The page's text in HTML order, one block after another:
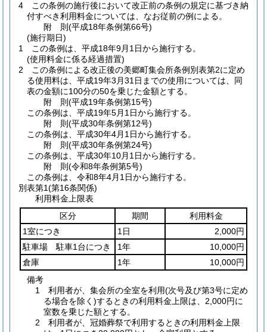
4
この条例の施行後において改正前の条例の規定に基づき納
付すべき利用料金については、なお従前の例による。
附 則(平成18年条例第66号)
(施行期日)
1
この条例は、平成18年9月1日から施行する。
(使用料金に係る経過措置)
2
この条例による改正後の美郷町集会所条例別表第2に定め
る使用料は、平成19年3月31日までの使用については、同
表の金額に100分の50を乗じた金額とする。
附 則(平成19年条例第15号)
この条例は、平成19年5月1日から施行する。
附 則(平成30年条例第12号)
この条例は、平成30年4月1日から施行する。
附 則(平成30年条例第24号)
この条例は、平成30年10月1日から施行する。
附 則(令和8年条例第5号)
この条例は、令和8年4月1日から施行する。
別表第1(第16条関係)
利用料金上限表
区分
期間
利用料金
1室につき
1日
2,000円
駐車場 駐車1台につき
1年
10,000円
倉庫
1年
10,000円
備考
1 利用者が、集会所の全室を利用(次号及び第3号に定め
る場合を除く)するときの利用料金上限は、2,000円に
室数を乗じた額とする。
2 利用者が、冠婚葬祭で利用するときの利用料金上限